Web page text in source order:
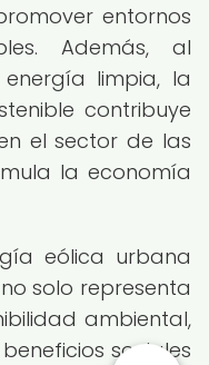
entornos
Además, al
limpia, la
contribuye
el sector de las
la economía
eólica urbana
solo representa
ambiental,
sociales